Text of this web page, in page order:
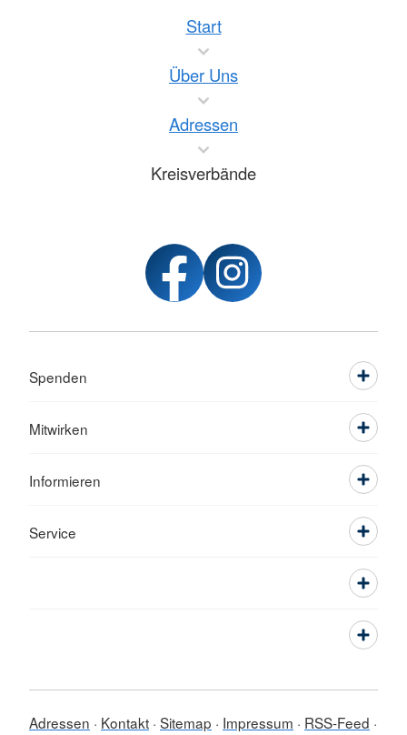
Start
Über Uns
Adressen
Kreisverbände
Spenden
Mitwirken
Informieren
Service
Adressen Kontakt Sitemap Impressum
RSS-Feed